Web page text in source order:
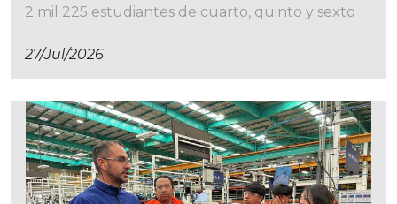
2 mil 225 estudiantes de cuarto, quinto y sexto
27/jul/2026